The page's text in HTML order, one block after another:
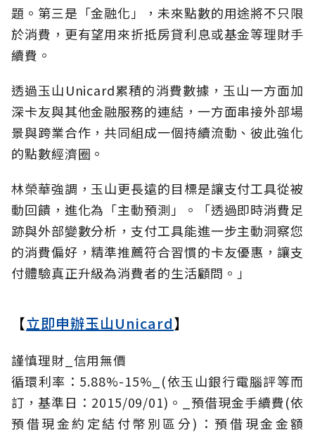
題。第三是「金融化」，未來點數的用途將不只限
於消費，更有望用來折抵房貸利息或基金等理財手
續費。
透過玉山Unicard累積的消費數據，玉山一方面加
深卡友與其他金融服務的連結，一方面串接外部場
景與跨業合作，共同組成一個持續流動、彼此強化
的點數經濟圈。
林榮華強調，玉山更長遠的目標是讓支付工具從被
動回饋，進化為「主動預測」。「透過即時消費足
跡與外部變數分析，支付工具能進一步主動洞察您
的消費偏好，精準推薦符合習慣的卡友優惠，讓支
付體驗真正升級為消費者的生活顧問。」
【立即申辦玉山Unicard】
謹慎理財_信用無價
循環利率：5.88%-15%_(依玉山銀行電腦評等而
訂，基準日：2015/09/01)。_預借現金手續費(依
預借現金約定結付幣別區分)：預借現金金額